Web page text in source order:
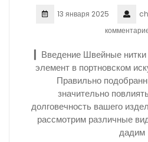
13 января 2025
▎Введение Швейные
элемент в портновском
Правильно
значительно
долговечность вашего
рассмотрим различные
дадим